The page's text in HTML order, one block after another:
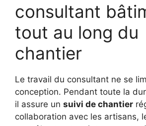
consultant
tout au long du
chantier
Le travail du consultant ne se
conception. Pendant toute la
il assure un suivi de chantier
collaboration avec les artisans,